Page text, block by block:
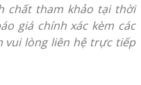
chất tham khảo tại thời
giá chính xác kèm các
vui lòng liên hệ trực tiếp